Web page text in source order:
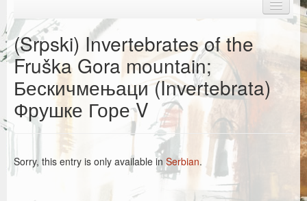
Почетна
Матица српска
Научна одељења
Каталог издања
Летопис Матице српске
Гласник Матице српске
(Srpski) Invertebrates of the
Fruška Gora mountain;
Бескичмењаци (Invertebrata)
Фрушке Горе V
Sorry, this entry is only available in Serbian.